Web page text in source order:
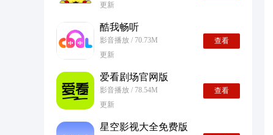
更新
酷我畅听
影音播放 / 70.73M
更新
查看
爱看剧场官网版
影音播放 / 78.54M
更新
查看
星空影视大全免费版